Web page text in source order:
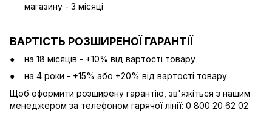
магазину - 3 місяці
ВАРТІСТЬ РОЗШИРЕНОЇ ГАРАНТІЇ
на 18 місяців - +10% від вартості товару
на 4 роки - +15% або +20% від вартості товару
Щоб оформити розширену гарантію, зв'яжіться з нашим
менеджером за телефоном гарячої лінії: 0 800 20 62 02